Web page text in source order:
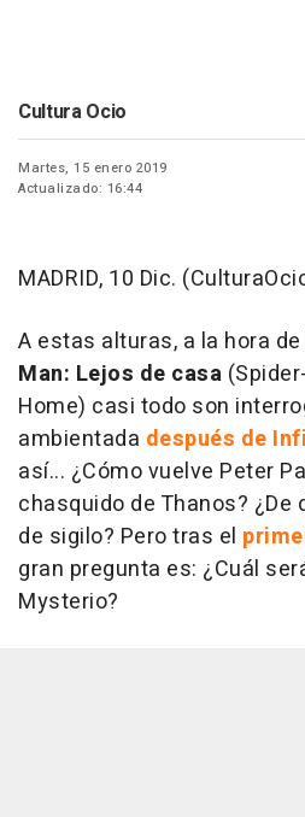
Cultura Ocio
Martes, 15 enero 2019
Actualizado: 16:44
MADRID, 10 Dic.
A estas alturas, a la hora
Man: Lejos de casa (
Home) casi todo son
ambientada después de
así... ¿Cómo vuelve Peter
chasquido de Thanos?
de sigilo? Pero tras el
gran pregunta es: ¿Cuál
Mysterio?